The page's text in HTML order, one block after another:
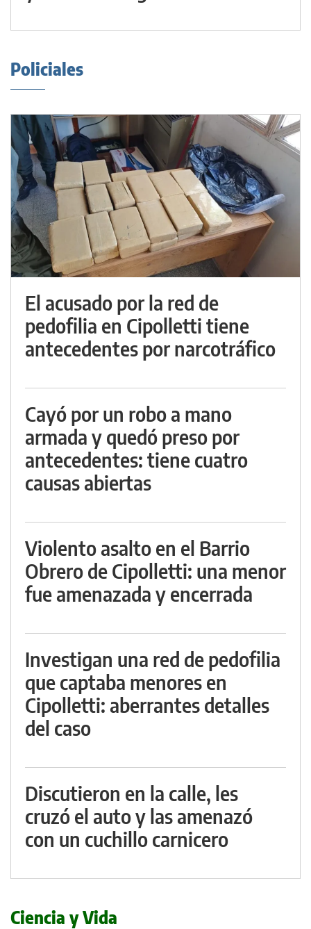
Policiales
El acusado por la red de
pedofilia en Cipolletti tiene
antecedentes por narcotráfico
Cayó por un robo a mano
armada y quedó preso por
antecedentes: tiene cuatro
causas abiertas
Violento asalto en el Barrio
Obrero de Cipolletti: una menor
fue amenazada y encerrada
Investigan una red de pedofilia
que captaba menores en
Cipolletti: aberrantes detalles
del caso
Discutieron en la calle, les
cruzó el auto y las amenazó
con un cuchillo carnicero
Ciencia y Vida